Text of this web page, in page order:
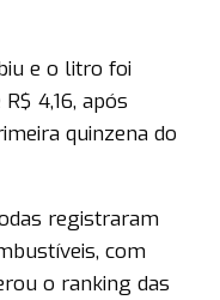
e o litro foi
4,16, após
quinzena do
registraram
com
o ranking das